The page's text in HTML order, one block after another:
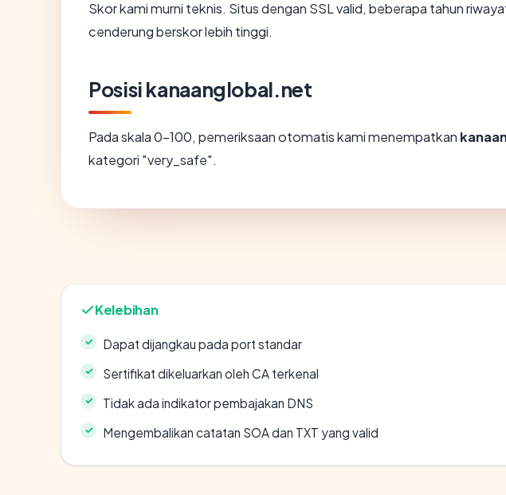
Skor kami murni teknis. Situs dengan SSL valid, beberapa tahun
cenderung berskor lebih tinggi.
Posisi kanaanglobal.net
Pada skala 0-100, pemeriksaan otomatis kami menempatkan
kategori "very_safe".
Kelebihan
Dapat dijangkau pada port standar
Sertifikat dikeluarkan oleh CA terkenal
Tidak ada indikator pembajakan DNS
Mengembalikan catatan SOA dan TXT yang valid